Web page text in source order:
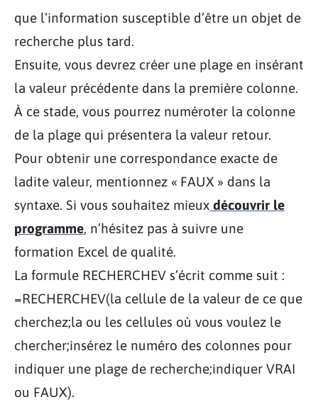
que l’information susceptible d’être un objet de
recherche plus tard.
Ensuite, vous devrez créer une plage en insérant
la valeur précédente dans la première colonne.
À ce stade, vous pourrez numéroter la colonne
de la plage qui présentera la valeur retour.
Pour obtenir une correspondance exacte de
ladite valeur, mentionnez « FAUX » dans la
syntaxe. Si vous souhaitez mieux découvrir le
programme, n’hésitez pas à suivre une
formation Excel de qualité.
La formule RECHERCHEV s’écrit comme suit :
=RECHERCHEV(la cellule de la valeur de ce que
cherchez;la ou les cellules où vous voulez le
chercher;insérez le numéro des colonnes pour
indiquer une plage de recherche;indiquer VRAI
ou FAUX).